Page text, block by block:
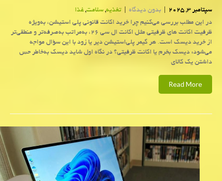
سپتامبر 3, 2025 | بدون دیدگاه | تغذیه,سلامت,غذا
در این مطلب بررسی می‌کنیم چرا خرید اکانت قانونی پلی استیشن، به‌ویژه
ظرفیت‌ اکانت های ظرفیتی مثل اکانت ال سی ۲۶، به‌مراتب به‌صرفه‌تر و منطقی‌تر
از خرید دیسک است. هر گیمر پلی‌استیشن دیر یا زود با این سؤال مواجه
می‌شود: دیسک بخرم یا اکانت ظرفیتی؟ در نگاه اول شاید دیسک به‌خاطر حس
داشتن یک کالای
Read More